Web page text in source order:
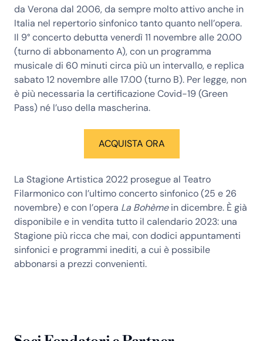
da Verona dal 2006, da sempre molto attivo anche in
Italia nel repertorio sinfonico tanto quanto nell’opera.
Il 9° concerto debutta venerdì 11 novembre alle 20.00
(turno di abbonamento A), con un programma
musicale di 60 minuti circa più un intervallo, e replica
sabato 12 novembre alle 17.00(turno B). Per legge, non
è più necessaria la certificazione Covid-19 (Green
Pass) né l’uso della mascherina.
ACQUISTA ORA
La Stagione Artistica 2022 prosegue al Teatro
Filarmonico con l’ultimo concerto sinfonico (25 e 26
novembre) e con l’opera La Bohèmein dicembre. È già
disponibile e in vendita tutto il calendario 2023: una
Stagione più ricca che mai, con dodici appuntamenti
sinfonici e programmi inediti, a cui è possibile
abbonarsi a prezzi convenienti.